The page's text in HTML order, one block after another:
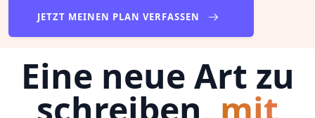
JETZT MEINEN PLAN VERFASSEN
Eine neue Art zu